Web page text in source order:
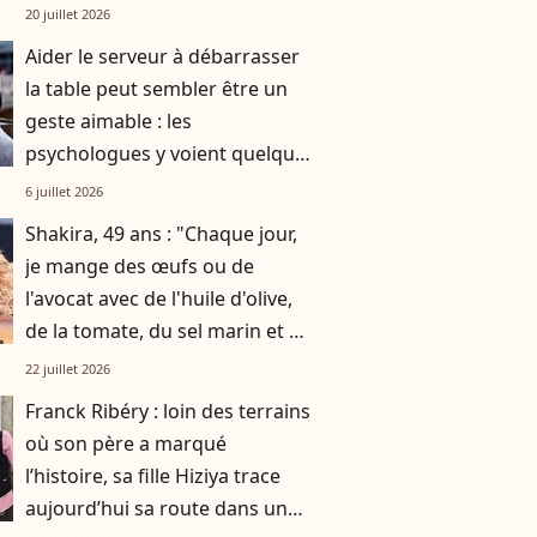
par gratitude
20 juillet 2026
Aider le serveur à débarrasser
la table peut sembler être un
geste aimable : les
psychologues y voient quelque
chose de bien plus profond.
6 juillet 2026
Shakira, 49 ans : "Chaque jour,
je mange des œufs ou de
l'avocat avec de l'huile d'olive,
de la tomate, du sel marin et un
smoothie"
22 juillet 2026
Franck Ribéry : loin des terrains
où son père a marqué
l’histoire, sa fille Hiziya trace
aujourd’hui sa route dans un